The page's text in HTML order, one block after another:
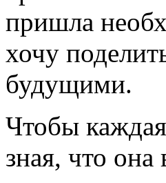
пришла
хочу
будущими.
Чтобы
зная, что она